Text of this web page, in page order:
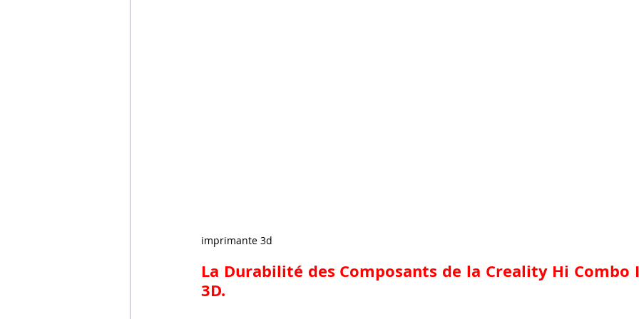
imprimante 3d
La Durabilité des Composants de la Creality Hi
3D.